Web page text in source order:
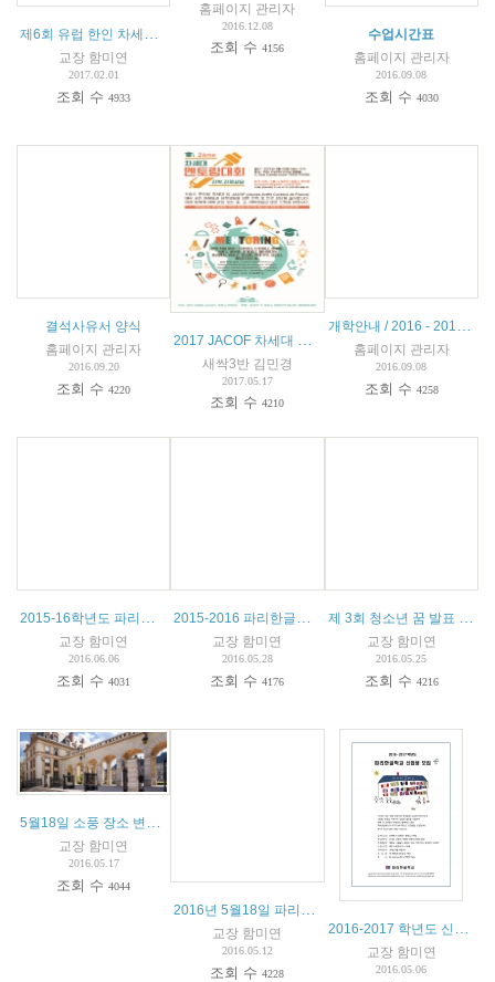
제6회 유럽 한인 차세대 한국어 웅변대회 안내문
교장 함미연
2017.02.01
조회 수4933
홈페이지 관리자
2016.12.08
조회 수4156
수업시간표
홈페이지 관리자
2016.09.08
조회 수 4030
결석사유서 양식
홈페이지 관리자
2016.09.20
조회 수4220
새싹3반 김민경
2017.05.17
조회 수4210
개학안내 / 2016 - 2017 학년도
홈페이지 관리자
2016.09.08
조회 수 4258
2015-16학년도 파리한글학교 글짓기 대회 수상자 명단
교장 함미연
2016.06.06
조회 수4031
2015-2016 파리한글학교 종업식 및 특활공연 안내
교장 함미연
2016.05.28
조회 수4176
제 3회 청소년 꿈 발표 제전 참가 안내
교장 함미연
2016.05.25
조회 수 4216
5월18일 소풍 장소 변경 안내
교장 함미연
2016.05.17
조회 수4044
2016년 5월18일 파리한글학교 소풍 안내
교장 함미연
2016.05.12
조회 수4228
교장 함미연
2016.05.06